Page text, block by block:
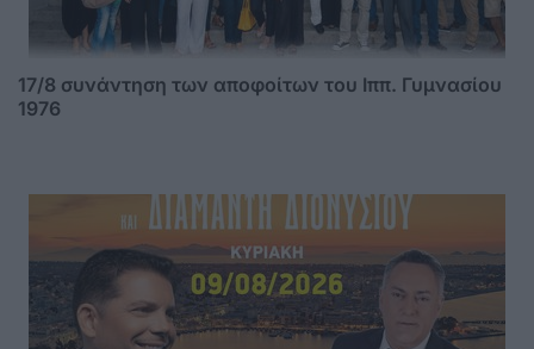
17/8 συνάντηση των αποφοίτων του Ιππ. Γυμνασίου
1976